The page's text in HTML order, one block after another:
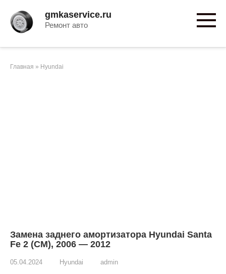
контенту
gmkaservice.ru
Ремонт авто
Главная » Hyundai
Замена заднего амортизатора Hyundai Santa
Fe 2 (CM), 2006 — 2012
05.04.2024 Hyundai admin